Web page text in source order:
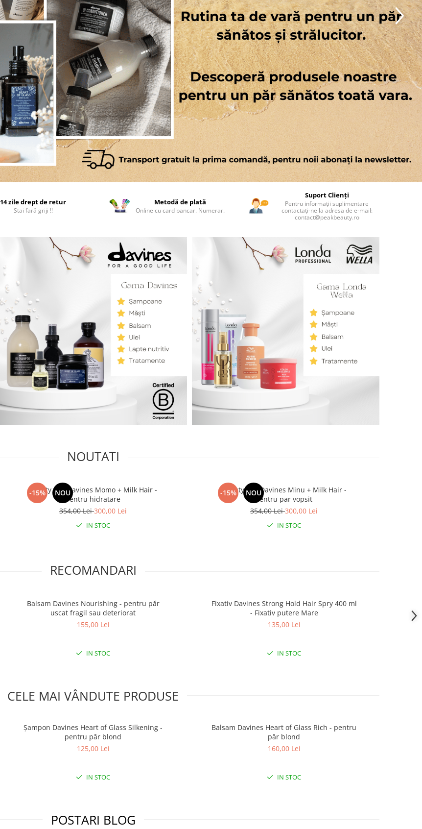
14 zile drept de retur
Stai fară griji !!
Metodă de plată
Online cu card bancar. Numerar.
Suport Clienți
Pentru informații suplimentare
contactați-ne la adresa de e-mail:
contact@peakbeauty.ro
NOUTATI
-15% NOU
Beauty Box Davines Momo + Milk Hair -
Pentru hidratare
354,00 Lei300,00 Lei
IN STOC
-15% NOU
Beauty Box Davines Minu + Milk Hair -
Pentru par vopsit
354,00 Lei300,00 Lei
IN STOC
RECOMANDARI
Balsam Davines Nourishing - pentru păr
uscat fragil sau deteriorat
155,00 Lei
IN STOC
Fixativ Davines Strong Hold Hair Spry 400 ml
- Fixativ putere Mare
135,00 Lei
IN STOC
CELE MAI VÂNDUTE PRODUSE
Șampon Davines Heart of Glass Silkening -
pentru păr blond
125,00 Lei
IN STOC
Balsam Davines Heart of Glass Rich - pentru
păr blond
160,00 Lei
IN STOC
POSTARI BLOG